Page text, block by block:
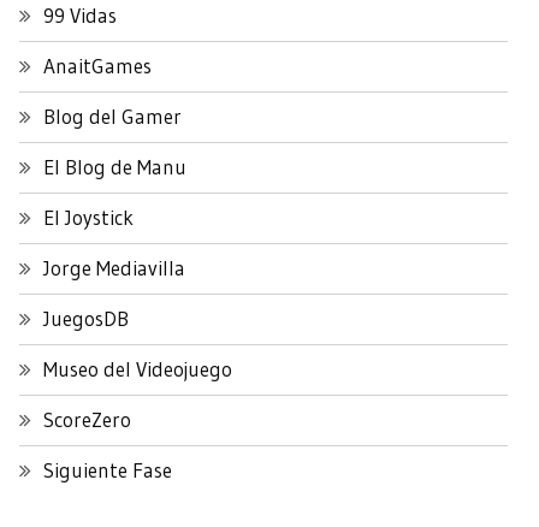
99 Vidas
AnaitGames
Blog del Gamer
El Blog de Manu
El Joystick
Jorge Mediavilla
JuegosDB
Museo del Videojuego
ScoreZero
Siguiente Fase